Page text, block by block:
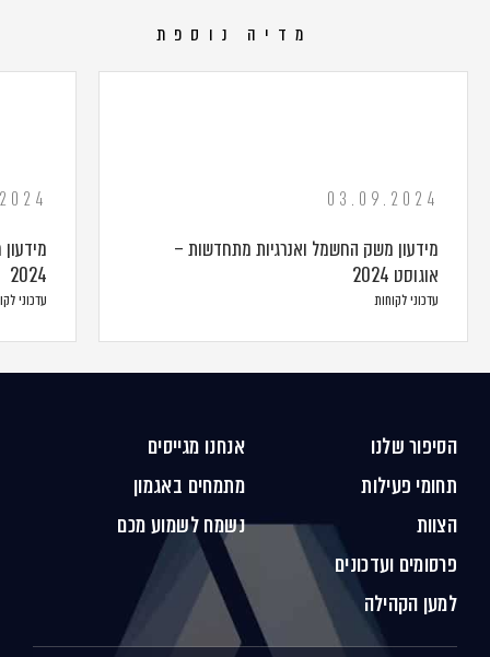
מדיה נוספת
03.09.2024
מידעון משק החשמל ואנרגיות מתחדשות –
אוגוסט 2024
עדכוני לקוחות
2024
עדכוני
הסיפור שלנו
תחומי פעילות
הצוות
פרסומים ועדכונים
למען הקהילה
אנחנו מגייסים
מתמחים באגמון
נשמח לשמוע מכם